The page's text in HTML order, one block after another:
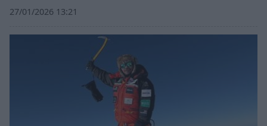
27/01/2026 13:21